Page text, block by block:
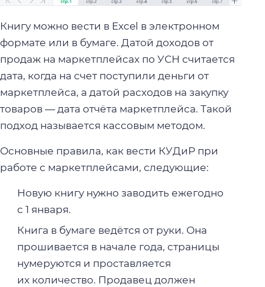
Книгу можно вести в Excel в электронном
формате или в бумаге. Датой доходов от
продаж на маркетплейсах по УСН считается
дата, когда на счет поступили деньги от
маркетплейса, а датой расходов на закупку
товаров — дата отчёта маркетплейса. Такой
подход называется кассовым методом.
Основные правила, как вести КУДиР при
работе с маркетплейсами, следующие:
Новую книгу нужно заводить ежегодно
с 1 января.
Книга в бумаге ведётся от руки. Она
прошивается в начале года, страницы
нумеруются и проставляется
их количество. Продавец должен